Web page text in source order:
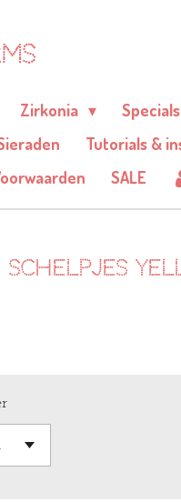
Zirkonia Specials
Tutorials &
SALE
schelpjes